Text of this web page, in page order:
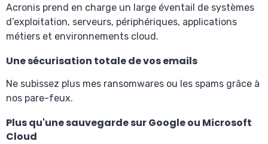
Acronis prend en charge un large éventail de systèmes
d’exploitation, serveurs, périphériques, applications
métiers et environnements cloud.
Une sécurisation totale de vos emails
Ne subissez plus mes ransomwares ou les spams grâce à
nos pare-feux.
Plus qu'une sauvegarde sur Google ou Microsoft
Cloud